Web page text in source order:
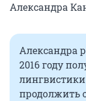
Александра
Александра
2016 году
лингвистики
продолжить